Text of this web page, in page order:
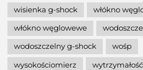
wisienka g-shock
włókno
włókno węglowewe
wodoszczelny g-shock
wośp
wysokościomierz